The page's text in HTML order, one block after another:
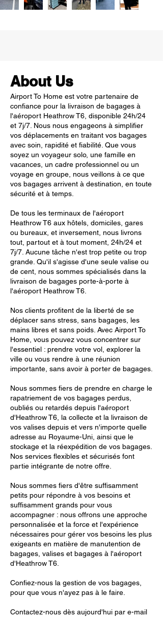
About Us
Airport To Home est votre partenaire de
confiance pour la livraison de bagages à
l'aéroport Heathrow T6, disponible 24h/24
et 7j/7. Nous nous engageons à simplifier
vos déplacements en traitant vos bagages
avec soin, rapidité et fiabilité. Que vous
soyez un voyageur solo, une famille en
vacances, un cadre professionnel ou un
voyage en groupe, nous veillons à ce que
vos bagages arrivent à destination, en toute
sécurité et à temps.
De tous les terminaux de l'aéroport
Heathrow T6 aux hôtels, domiciles, gares
ou bureaux, et inversement, nous livrons
tout, partout et à tout moment, 24h/24 et
7j/7. Aucune tâche n'est trop petite ou trop
grande. Qu'il s'agisse d'une seule valise ou
de cent, nous sommes spécialisés dans la
livraison de bagages porte-à-porte à
l'aéroport Heathrow T6.
Nos clients profitent de la liberté de se
déplacer sans stress, sans bagages, les
mains libres et sans poids. Avec Airport To
Home, vous pouvez vous concentrer sur
l'essentiel : prendre votre vol, explorer la
ville ou vous rendre à une réunion
importante, sans avoir à porter de bagages.
Nous sommes fiers de prendre en charge le
rapatriement de vos bagages perdus,
oubliés ou retardés depuis l'aéroport
d'Heathrow T6, la collecte et la livraison de
vos valises depuis et vers n'importe quelle
adresse au Royaume-Uni, ainsi que le
stockage et la réexpédition de vos bagages.
Nos services flexibles et sécurisés font
partie intégrante de notre offre.
Nous sommes fiers d'être suffisamment
petits pour répondre à vos besoins et
suffisamment grands pour vous
accompagner : nous offrons une approche
personnalisée et la force et l'expérience
nécessaires pour gérer vos besoins les plus
exigeants en matière de manutention de
bagages, valises et bagages à l'aéroport
d'Heathrow T6.
Confiez-nous la gestion de vos bagages,
pour que vous n'ayez pas à le faire.
Contactez-nous dès aujourd'hui par e-mail